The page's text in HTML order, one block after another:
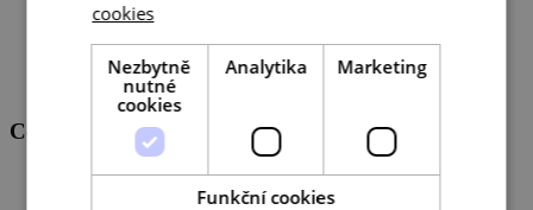
Centrála cestovního ruchu - Jižní Morava, z.s.p.o
Veřejné zakázky
cookies
Nezbytně
nutné
cookies
Analytika Marketing
Funkční cookies